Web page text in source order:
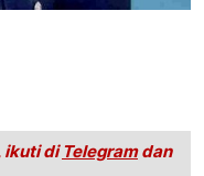
ikuti di Telegramdan